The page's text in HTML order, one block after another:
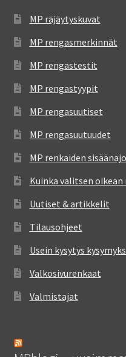
MP räjäytyskuvat
MP rengasmerkinnät
MP rengastestit
MP rengastyypit
MP rengasuutiset
MP rengasuutuudet
MP renkaiden sisäänajo
Kuinka valitsen
Uutiset & artikkelit
Tilausohjeet
Usein kysytys
Valkosivurenkaat
Valmistajat